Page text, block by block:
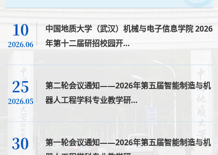
10
2026.06
中国地质大学（武汉）机械与电子信息学院 2026
年第十二届研招校园开…
25
2026.05
第二轮会议通知——2026年第五届智能制造与机
器人工程学科专业教学研…
30
第一轮会议通知——2026年第五届智能制造与机